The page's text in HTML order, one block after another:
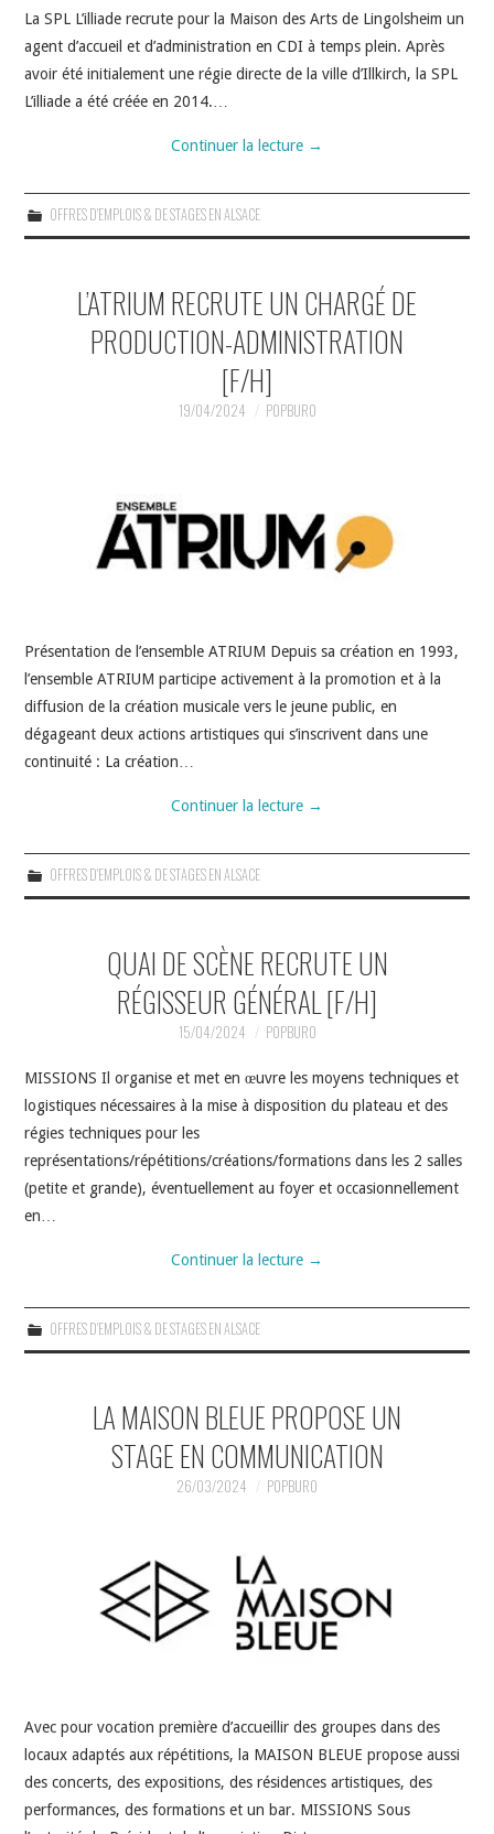
La SPL L’illiade recrute pour la Maison des Arts de Lingolsheim un
agent d’accueil et d’administration en CDI à temps plein. Après
avoir été initialement une régie directe de la ville d’Illkirch, la SPL
L’illiade a été créée en 2014.…
Continuer la lecture →
OFFRES D'EMPLOIS & DE STAGES EN ALSACE
L’ATRIUM RECRUTE UN CHARGÉ DE
PRODUCTION-ADMINISTRATION
[F/H]
19/04/2024 POPBURO
Présentation de l’ensemble ATRIUM Depuis sa création en 1993,
l’ensemble ATRIUM participe activement à la promotion et à la
diffusion de la création musicale vers le jeune public, en
dégageant deux actions artistiques qui s’inscrivent dans une
continuité : La création…
Continuer la lecture →
OFFRES D'EMPLOIS & DE STAGES EN ALSACE
QUAI DE SCÈNE RECRUTE UN
RÉGISSEUR GÉNÉRAL [F/H]
15/04/2024 POPBURO
MISSIONS Il organise et met en œuvre les moyens techniques et
logistiques nécessaires à la mise à disposition du plateau et des
régies techniques pour les
représentations/répétitions/créations/formations dans les 2 salles
(petite et grande), éventuellement au foyer et occasionnellement
en…
Continuer la lecture →
OFFRES D'EMPLOIS & DE STAGES EN ALSACE
LA MAISON BLEUE PROPOSE UN
STAGE EN COMMUNICATION
26/03/2024 POPBURO
Avec pour vocation première d’accueillir des groupes dans des
locaux adaptés aux répétitions, la MAISON BLEUE propose aussi
des concerts, des expositions, des résidences artistiques, des
performances, des formations et un bar. MISSIONS Sous